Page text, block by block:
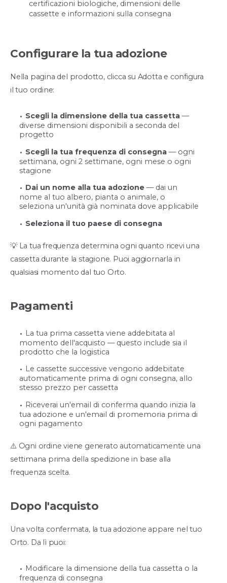
certificazioni biologiche, dimensioni delle
cassette e informazioni sulla consegna
Configurare la tua adozione
Nella pagina del prodotto, clicca su Adotta e configura
il tuo ordine:
Scegli la dimensione della tua cassetta —
diverse dimensioni disponibili a seconda del
progetto
Scegli la tua frequenza di consegna — ogni
settimana, ogni 2 settimane, ogni mese o ogni
stagione
Dai un nome alla tua adozione — dai un
nome al tuo albero, pianta o animale, o
seleziona un'unità già nominata dove applicabile
Seleziona il tuo paese di consegna
💡 La tua frequenza determina ogni quanto ricevi una
cassetta durante la stagione. Puoi aggiornarla in
qualsiasi momento dal tuo Orto.
Pagamenti
La tua prima cassetta viene addebitata al
momento dell'acquisto — questo include sia il
prodotto che la logistica
Le cassette successive vengono addebitate
automaticamente prima di ogni consegna, allo
stesso prezzo per cassetta
Riceverai un'email di conferma quando inizia la
tua adozione e un'email di promemoria prima di
ogni pagamento
⚠️ Ogni ordine viene generato automaticamente una
settimana prima della spedizione in base alla
frequenza scelta.
Dopo l'acquisto
Una volta confermata, la tua adozione appare nel tuo
Orto. Da lì puoi:
Modificare la dimensione della tua cassetta o la
frequenza di consegna